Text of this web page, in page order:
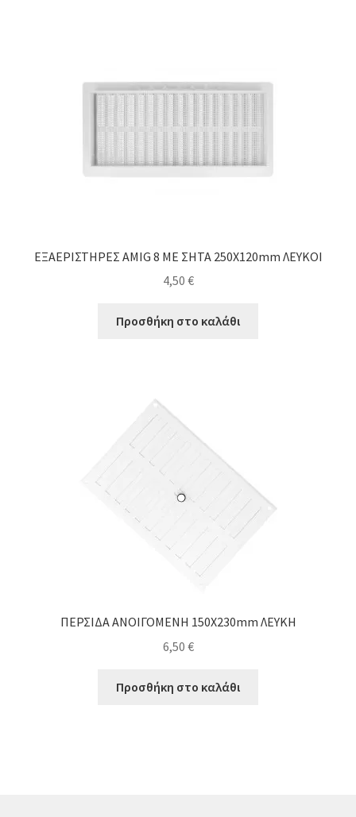
ΕΞΑΕΡΙΣΤΗΡΕΣ AMIG 8 ΜΕ ΣΗΤΑ 250Χ120mm ΛΕΥΚΟΙ
4,50 €
Προσθήκη στο καλάθι
ΠΕΡΣΙΔΑ ΑΝΟΙΓΟΜΕΝΗ 150X230mm ΛΕΥΚΗ
6,50 €
Προσθήκη στο καλάθι